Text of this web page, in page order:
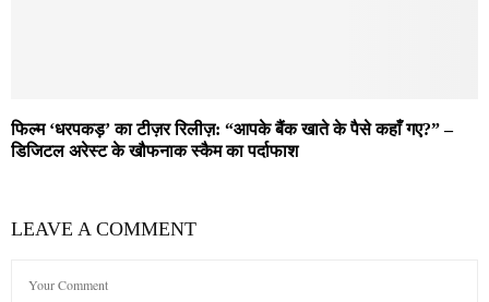
फिल्म ‘धरपकड़’ का टीज़र रिलीज़: “आपके बैंक खाते के पैसे कहाँ गए?” –
डिजिटल अरेस्ट के खौफनाक स्कैम का पर्दाफाश
LEAVE A COMMENT